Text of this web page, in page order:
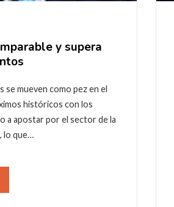
y supera
se mueven como pez en el
históricos con los
a apostar por el sector de la
lo que…